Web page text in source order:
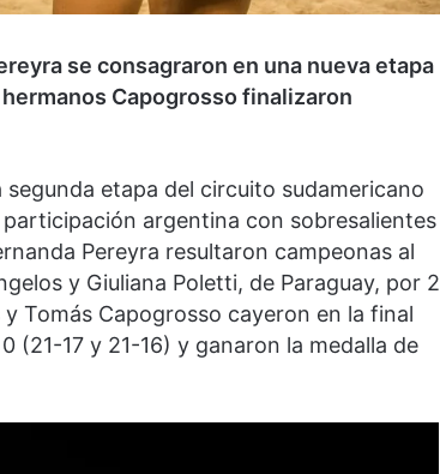
se consagraron en una nueva etapa
Capogrosso finalizaron
etapa del circuito sudamericano
argentina con sobresalientes
Pereyra resultaron campeonas al
y Giuliana Poletti, de Paraguay, por 2
Tomás Capogrosso cayeron en la final
(21-17 y 21-16) y ganaron la medalla de